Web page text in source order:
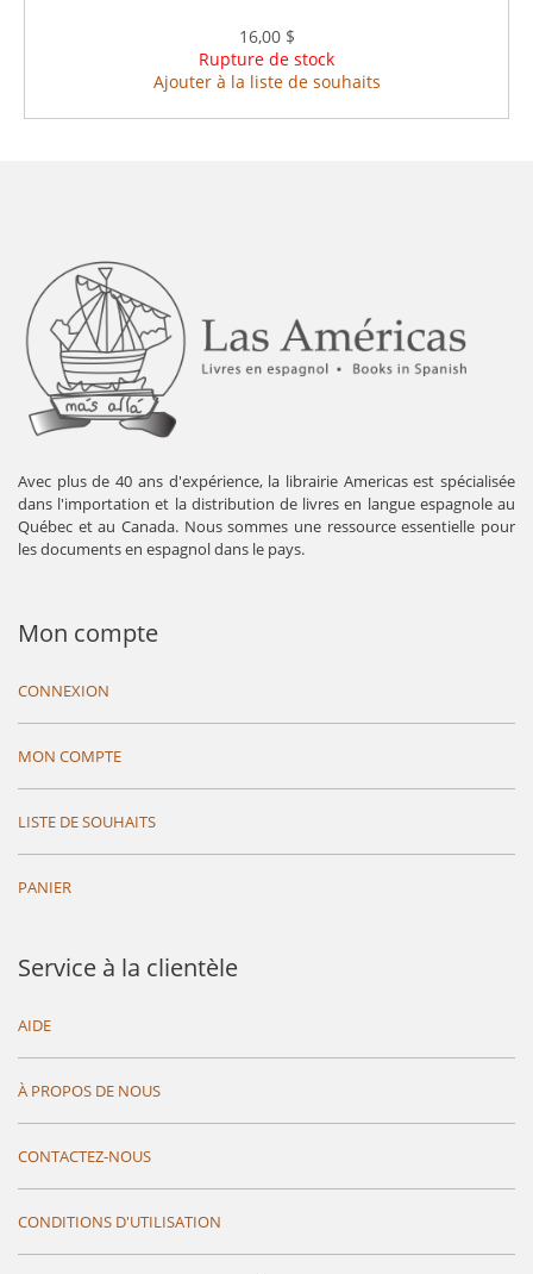
16,00 $
Rupture de stock
Ajouter à la liste de souhaits
Avec plus de 40 ans d'expérience, la librairie Americas est spécialisée
dans l'importation et la distribution de livres en langue espagnole au
Québec et au Canada. Nous sommes une ressource essentielle pour
les documents en espagnol dans le pays.
Mon compte
CONNEXION
MON COMPTE
LISTE DE SOUHAITS
PANIER
Service à la clientèle
AIDE
À PROPOS DE NOUS
CONTACTEZ-NOUS
CONDITIONS D'UTILISATION